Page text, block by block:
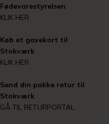
Fødevarestyrelsen
KLIK HER
Køb et gavekort til
Stokværk
KLIK HER
Send din pakke retur til
Stokværk
GÅ TIL RETURPORTAL